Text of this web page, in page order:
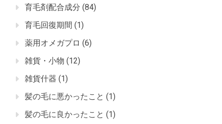
育毛剤配合成分 (84)
育毛回復期間 (1)
薬用オメガプロ (6)
雑貨・小物 (12)
雑貨什器 (1)
髪の毛に悪かったこと (1)
髪の毛に良かったこと (1)